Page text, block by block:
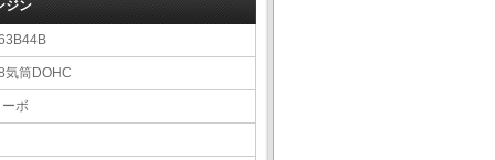
ジン
気筒DOHC
ボ